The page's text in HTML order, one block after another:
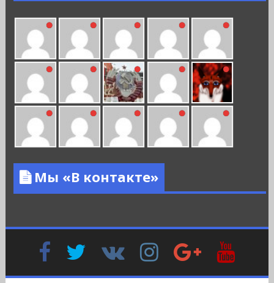
Мы «В контакте»
FacebookTwitter
Контакте
InstagramGoogle
Plus